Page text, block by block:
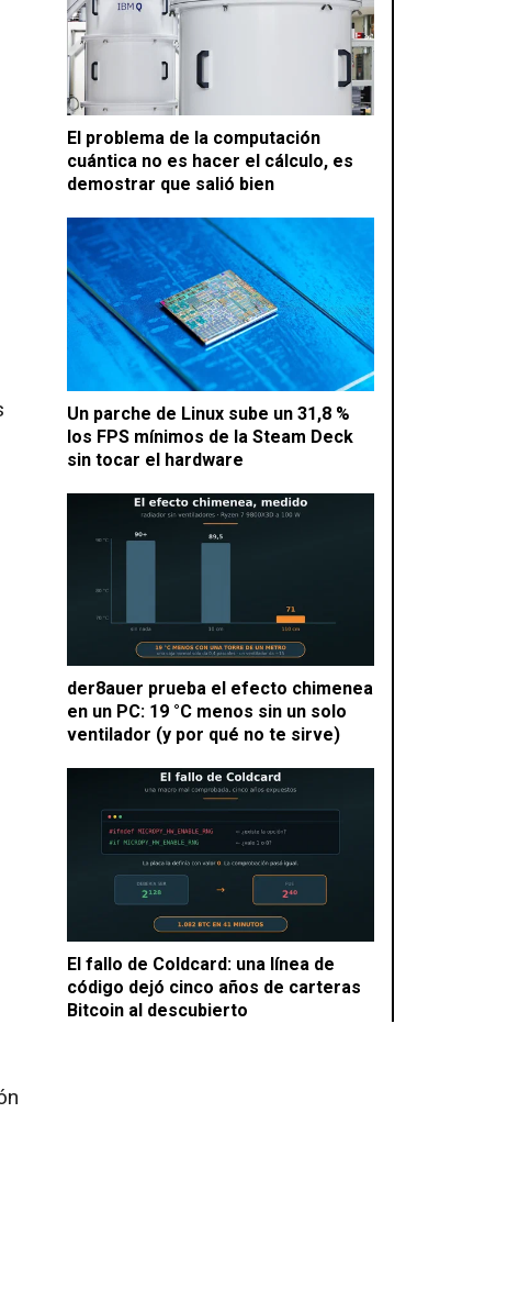
El problema de la computación
cuántica no es hacer el cálculo, es
demostrar que salió bien
Un parche de Linux sube un 31,8 %
los FPS mínimos de la Steam Deck
sin tocar el hardware
der8auer prueba el efecto chimenea
en un PC: 19 °C menos sin un solo
ventilador (y por qué no te sirve)
El fallo de Coldcard: una línea de
código dejó cinco años de carteras
Bitcoin al descubierto